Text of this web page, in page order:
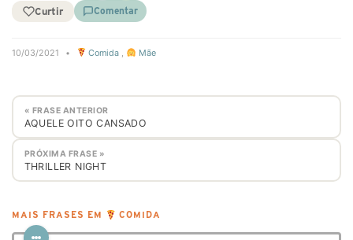
Curtir Comentar
10/03/2021 • Comida , Mãe
« FRASE ANTERIOR
AQUELE OITO CANSADO
PRÓXIMA FRASE »
THRILLER NIGHT
MAIS FRASES EM COMIDA